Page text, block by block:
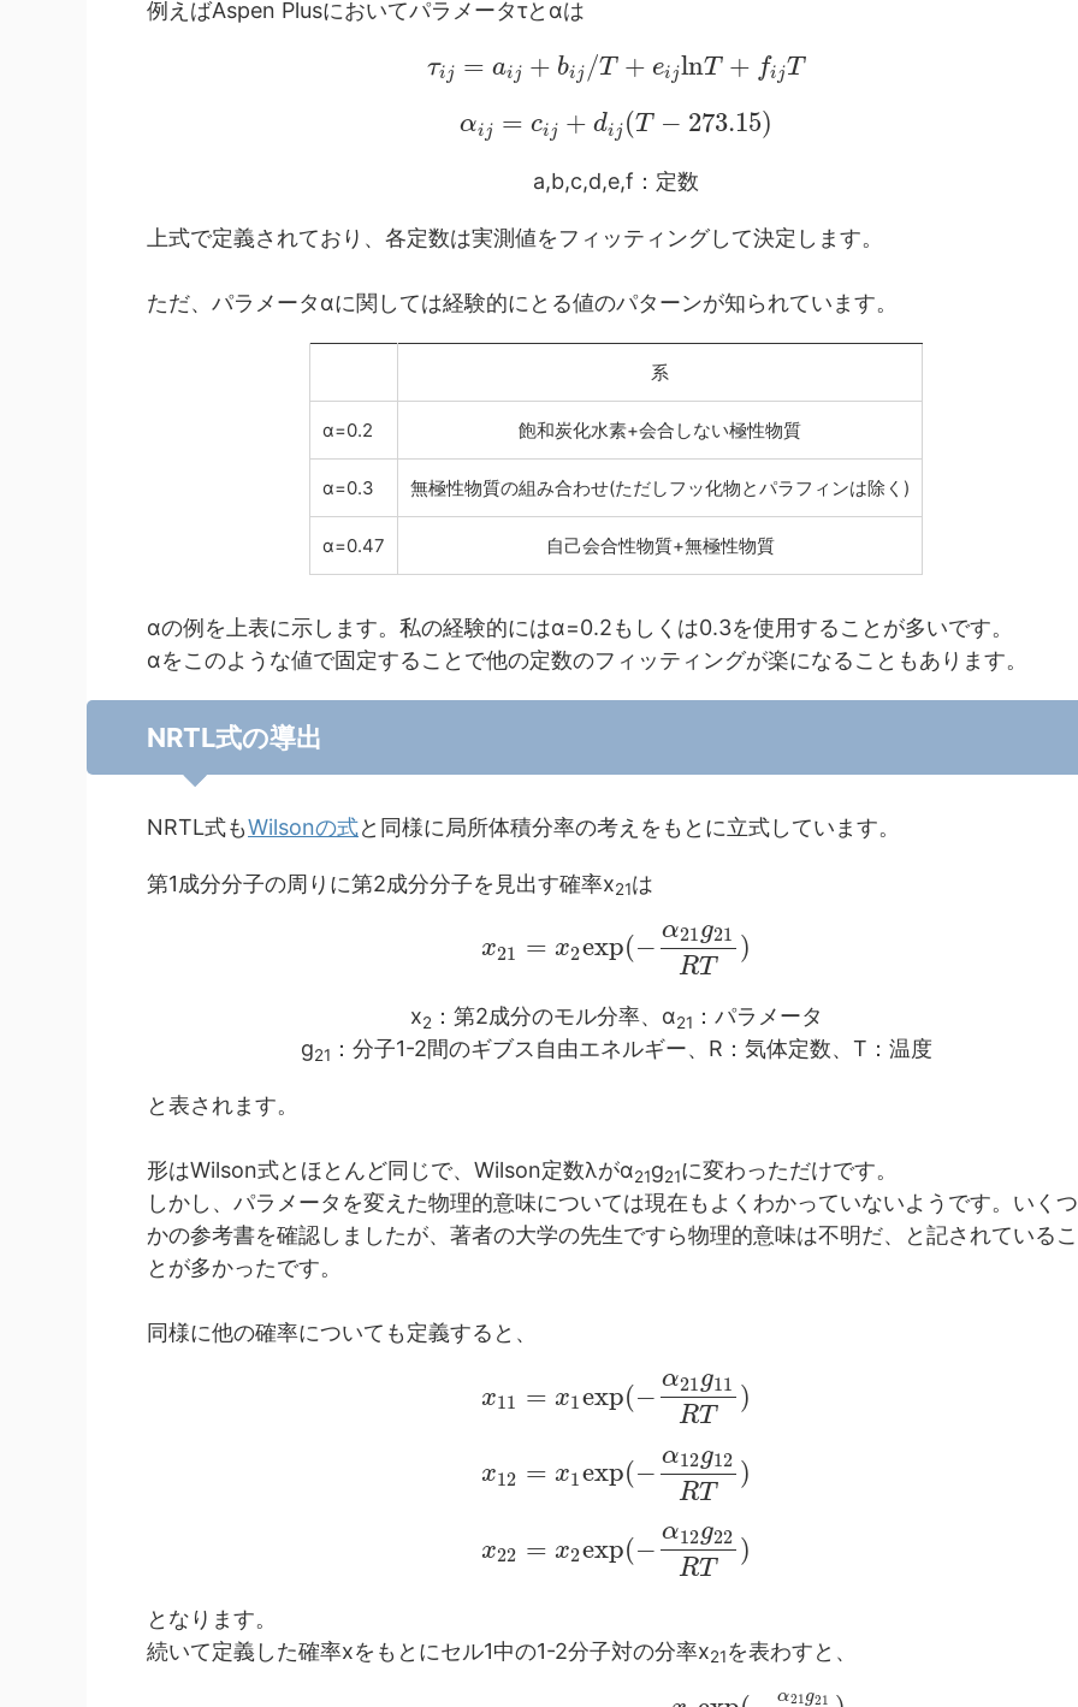
例えばAspen Plusにおいてパラメータτとαは
τij = aij + bij /T + eijlnT + fijT
αij = cij + dij (T − 273.15)
a,b,c,d,e,f：定数
上式で定義されており、各定数は実測値をフィッティングして決定します。
ただ、パラメータαに関しては経験的にとる値のパターンが知られています。
系
α=0.2 飽和炭化水素+会合しない極性物質
α=0.3 無極性物質の組み合わせ(ただしフッ化物とパラフィンは除く)
α=0.47 自己会合性物質+無極性物質
αの例を上表に示します。私の経験的にはα=0.2もしくは0.3を使用することが多いです。
αをこのような値で固定することで他の定数のフィッティングが楽になることもあります。
NRTL式の導出
NRTL式もWilsonの式と同様に局所体積分率の考えをもとに立式しています。
第1成分分子の周りに第2成分分子を見出す確率x21は
x21 = x2exp(−
α21g21
RT
)
x2 ：第2成分のモル分率、α21 ：パラメータ
g21 ：分子1-2間のギブス自由エネルギー、R：気体定数、T：温度
と表されます。
形はWilson式とほとんど同じで、Wilson定数λがα21g21に変わっただけです。
しかし、パラメータを変えた物理的意味については現在もよくわかっていないようです。いくつ
かの参考書を確認しましたが、著者の大学の先生ですら物理的意味は不明だ、と記されているこ
とが多かったです。
同様に他の確率についても定義すると、
x11 = x1exp(−
α21g11
RT
)
x12 = x1 exp(−
α12g12
RT
)
x22 = x2exp(−
α12g22
RT
)
となります。
続いて定義した確率xをもとにセル1中の1-2分子対の分率x21を表わすと、
α21g21